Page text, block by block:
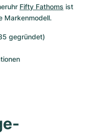
Fifty Fathoms ist
Markenmodell.
gegründet)